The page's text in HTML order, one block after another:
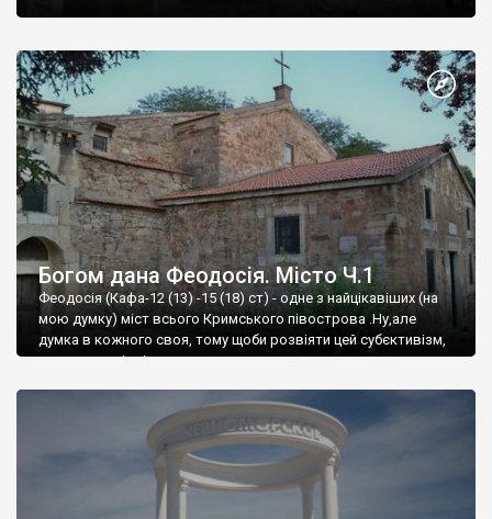
Богом дана Феодосія. Місто Ч.1
Феодосія (Кафа-12 (13) -15 (18) ст) - одне з найцікавіших (на
мою думку) міст всього Кримського півострова .Ну,але
думка в кожного своя, тому щоби розвіяти цей субєктивізм,
запрошую відвідати це